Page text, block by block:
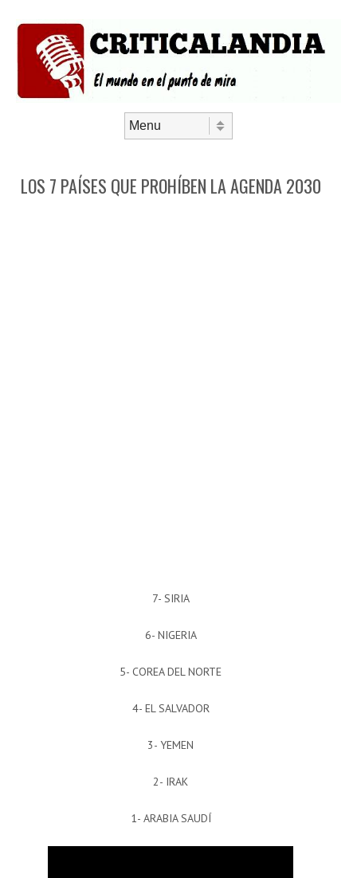
LOS 7 PAÍSES QUE PROHÍBEN LA AGENDA 2030
7- SIRIA
6- NIGERIA
5- COREA DEL NORTE
4- EL SALVADOR
3- YEMEN
2- IRAK
1- ARABIA SAUDÍ